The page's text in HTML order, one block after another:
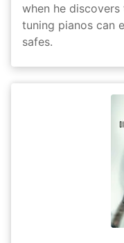
when he
tuning pianos can
safes.